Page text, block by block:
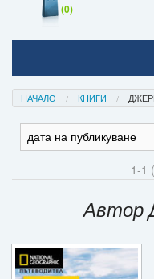
(0)
Начало
Печатни книги
Подаръци
НАЧАЛО КНИГИ
1-1
Автор